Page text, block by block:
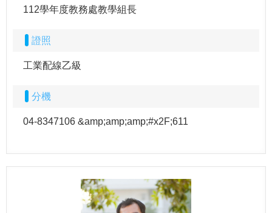
112學年度教務處教學組長
證照
工業配線乙級
分機
04-8347106 &amp;amp;amp;#x2F;611